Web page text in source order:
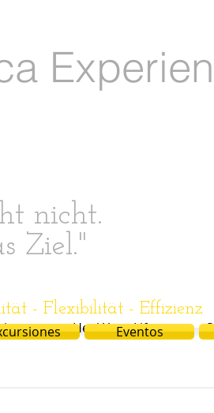
nicht.
Ziel."
- Flexibilität - Effizienz
Heal Your Life
Eventos